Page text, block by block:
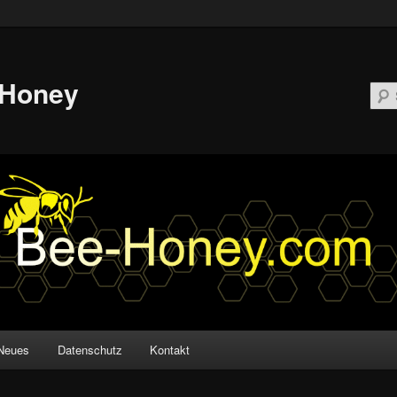
Datenschutz Kontakt